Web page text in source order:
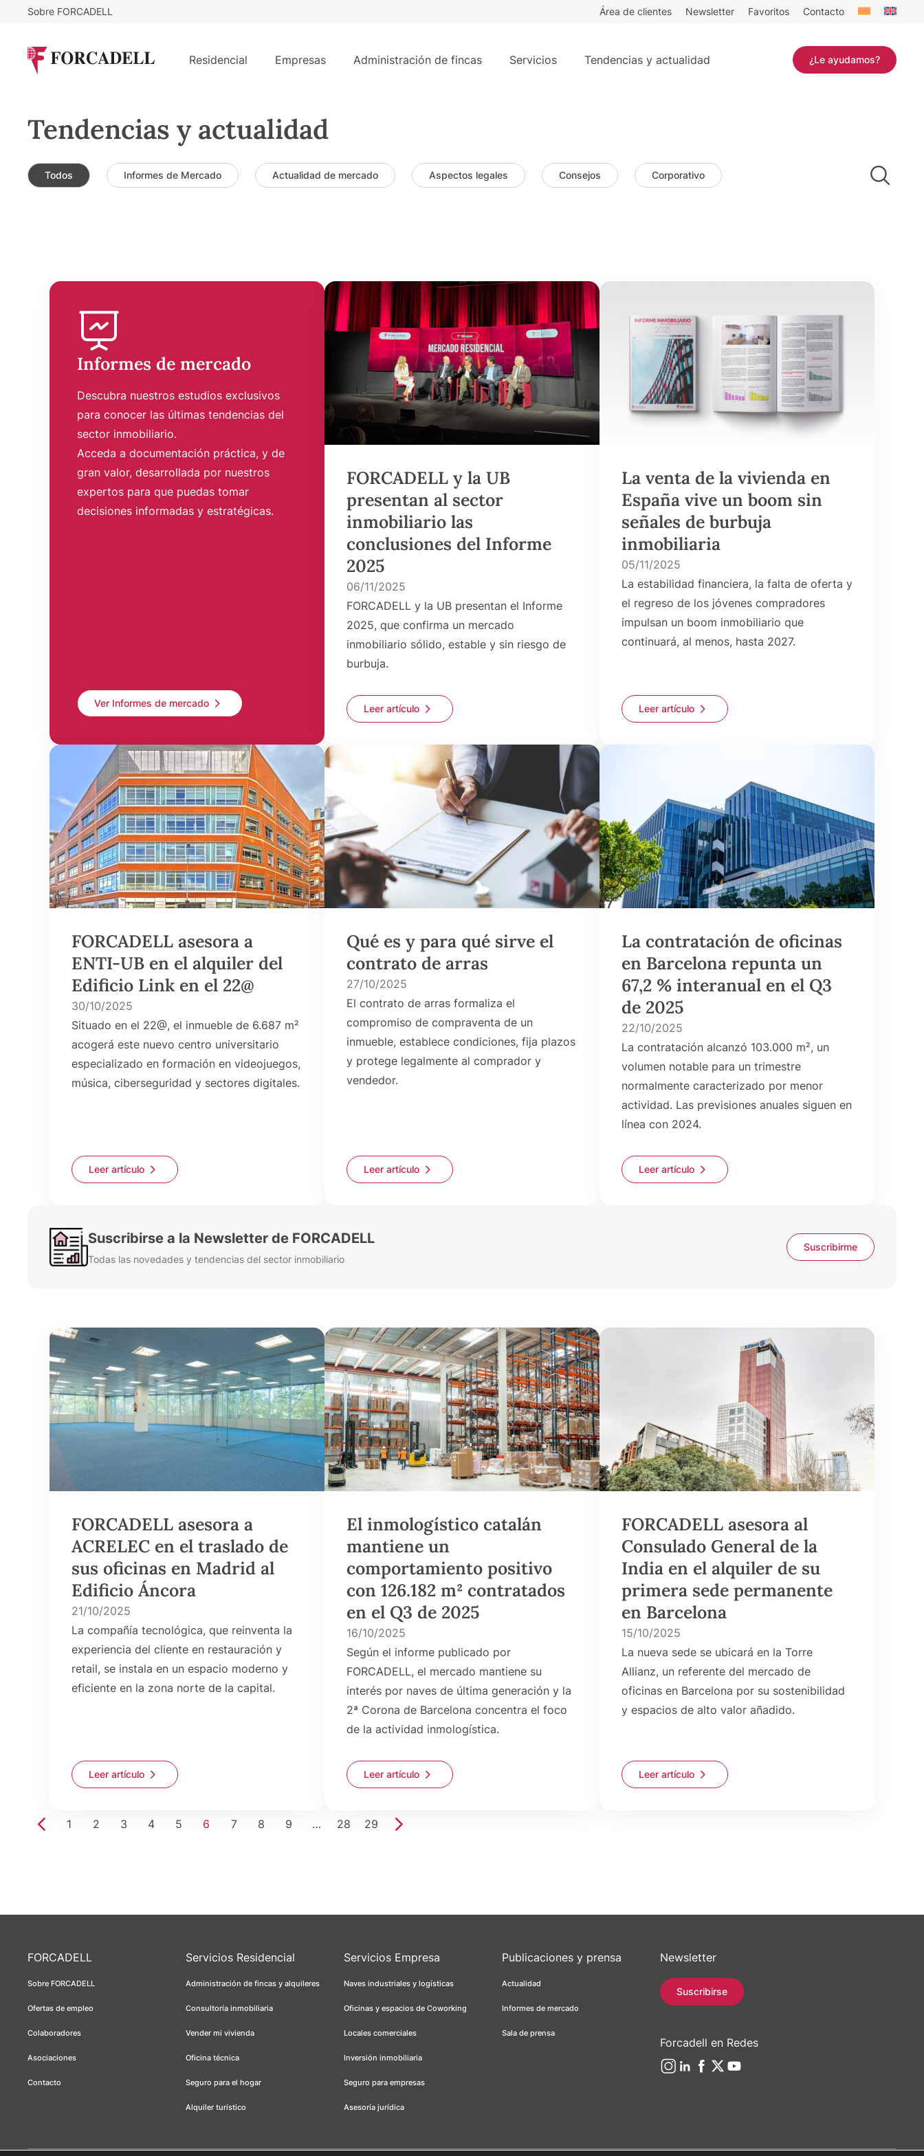
Sobre FORCADELL Área de clientes Newsletter Favoritos Contacto
Residencial Empresas Administración de fincas Servicios Tendencias y actualidad ¿Le ayudamos?
Tendencias y actualidad
Todos Informes de Mercado Actualidad de mercado Aspectos legales Consejos Corporativo
Informes de mercado
Descubra nuestros estudios exclusivos
para conocer las últimas tendencias del
sector inmobiliario.
Acceda a documentación práctica, y de
gran valor, desarrollada por nuestros
expertos para que puedas tomar
decisiones informadas y estratégicas.
Ver Informes de mercado
FORCADELL y la UB
presentan al sector
inmobiliario las
conclusiones del Informe
2025
06/11/2025
FORCADELL y la UB presentan el Informe
2025, que confirma un mercado
inmobiliario sólido, estable y sin riesgo de
burbuja.
Leer artículo
La venta de la vivienda en
España vive un boom sin
señales de burbuja
inmobiliaria
05/11/2025
La estabilidad financiera, la falta de oferta y
el regreso de los jóvenes compradores
impulsan un boom inmobiliario que
continuará, al menos, hasta 2027.
Leer artículo
FORCADELL asesora a
ENTI-UB en el alquiler del
Edificio Link en el 22@
30/10/2025
Situado en el 22@, el inmueble de 6.687 m²
acogerá este nuevo centro universitario
especializado en formación en videojuegos,
música, ciberseguridad y sectores digitales.
Leer artículo
Qué es y para qué sirve el
contrato de arras
27/10/2025
El contrato de arras formaliza el
compromiso de compraventa de un
inmueble, establece condiciones, fija plazos
y protege legalmente al comprador y
vendedor.
Leer artículo
La contratación de oficinas
en Barcelona repunta un
67,2 % interanual en el Q3
de 2025
22/10/2025
La contratación alcanzó 103.000 m², un
volumen notable para un trimestre
normalmente caracterizado por menor
actividad. Las previsiones anuales siguen en
línea con 2024.
Leer artículo
Suscribirse a la Newsletter de FORCADELL
Todas las novedades y tendencias del sector inmobiliario
Suscribirme
FORCADELL asesora a
ACRELEC en el traslado de
sus oficinas en Madrid al
Edificio Áncora
21/10/2025
La compañía tecnológica, que reinventa la
experiencia del cliente en restauración y
retail, se instala en un espacio moderno y
eficiente en la zona norte de la capital.
Leer artículo
El inmologístico catalán
mantiene un
comportamiento positivo
con 126.182 m² contratados
en el Q3 de 2025
16/10/2025
Según el informe publicado por
FORCADELL, el mercado mantiene su
interés por naves de última generación y la
2ª Corona de Barcelona concentra el foco
de la actividad inmologística.
Leer artículo
FORCADELL asesora al
Consulado General de la
India en el alquiler de su
primera sede permanente
en Barcelona
15/10/2025
La nueva sede se ubicará en la Torre
Allianz, un referente del mercado de
oficinas en Barcelona por su sostenibilidad
y espacios de alto valor añadido.
Leer artículo
1 2 3 4 5 6 7 8 9 … 28 29
FORCADELL
Sobre FORCADELL
Ofertas de empleo
Colaboradores
Asociaciones
Contacto
Servicios Residencial
Administración de fincas y alquileres
Consultoría inmobiliaria
Vender mi vivienda
Oficina técnica
Seguro para el hogar
Alquiler turístico
Servicios Empresa
Naves industriales y logísticas
Oficinas y espacios de Coworking
Locales comerciales
Inversión inmobiliaria
Seguro para empresas
Asesoría jurídica
Publicaciones y prensa
Actualidad
Informes de mercado
Sala de prensa
Newsletter
Suscribirse
Forcadell en Redes